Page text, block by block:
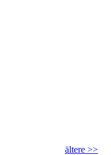
ältere >>